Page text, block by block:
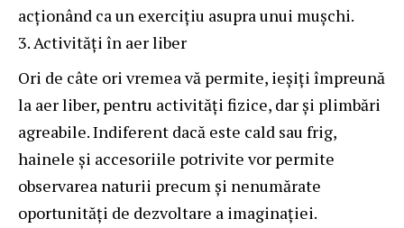
acționând ca un exercițiu asupra unui mușchi.
Activități în aer liber
Ori de câte ori vremea vă permite, ieșiți împreună
la aer liber, pentru activități fizice, dar și plimbări
agreabile. Indiferent dacă este cald sau frig,
hainele și accesoriile potrivite vor permite
observarea naturii precum și nenumărate
oportunități de dezvoltare a imaginației.